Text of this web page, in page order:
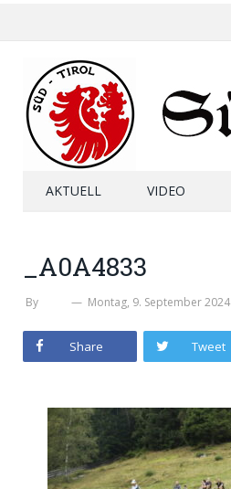
AKTUELL VIDEO
_A0A4833
By Montag, 9. September 2024
Share Tweet